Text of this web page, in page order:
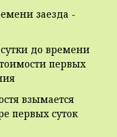
заезда -
до времени
первых
взымается
первых суток